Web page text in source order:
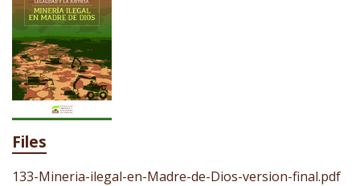
Files
133-Mineria-ilegal-en-Madre-de-Dios-version-final.pdf